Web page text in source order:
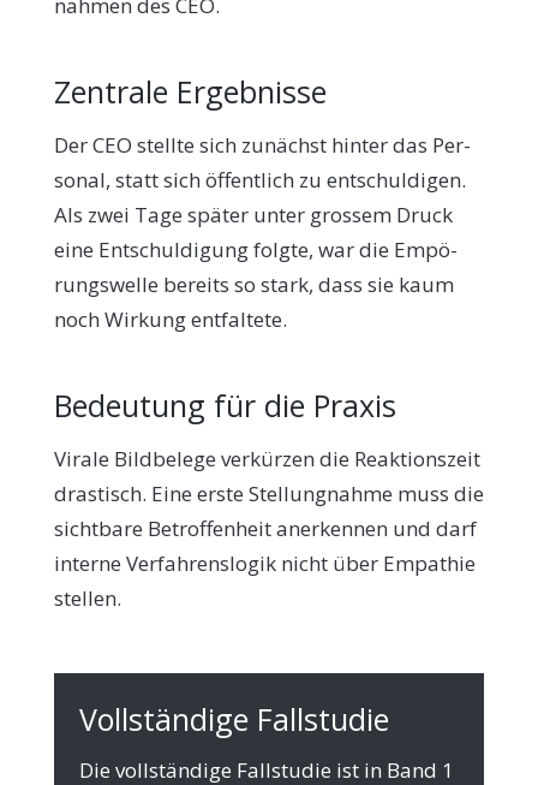
Zentrale Ergebnisse
Der CEO stell­te sich zunächst hin­ter das Per­
so­nal, statt sich öffent­lich zu ent­schul­di­gen.
Als zwei Tage spä­ter unter gros­sem Druck
eine Ent­schul­di­gung folg­te, war die Empö­
rungs­wel­le bereits so stark, dass sie kaum
noch Wir­kung entfaltete.
Bedeutung für die Praxis
Vira­le Bild­be­le­ge ver­kür­zen die Reak­ti­ons­zeit
dra­stisch. Eine erste Stel­lung­nah­me muss die
sicht­ba­re Betrof­fen­heit aner­ken­nen und darf
inter­ne Ver­fah­rens­lo­gik nicht über Empa­thie
stellen.
Vollständige Fallstudie
Die voll­stän­di­ge Fall­stu­die ist in Band 1